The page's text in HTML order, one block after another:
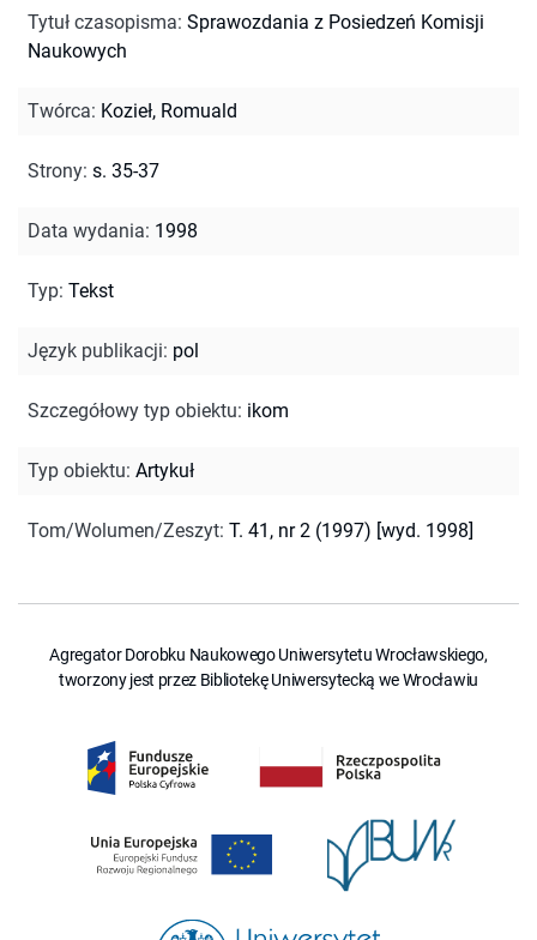
Tytuł czasopisma: Sprawozdania z Posiedzeń Komisji
Naukowych
Twórca: Kozieł, Romuald
Strony: s. 35-37
Data wydania: 1998
Typ: Tekst
Język publikacji: pol
Szczegółowy typ obiektu: ikom
Typ obiektu: Artykuł
Tom/Wolumen/Zeszyt: T. 41, nr 2 (1997) [wyd. 1998]
Agregator Dorobku Naukowego Uniwersytetu Wrocławskiego,
tworzony jest przez Bibliotekę Uniwersytecką we Wrocławiu